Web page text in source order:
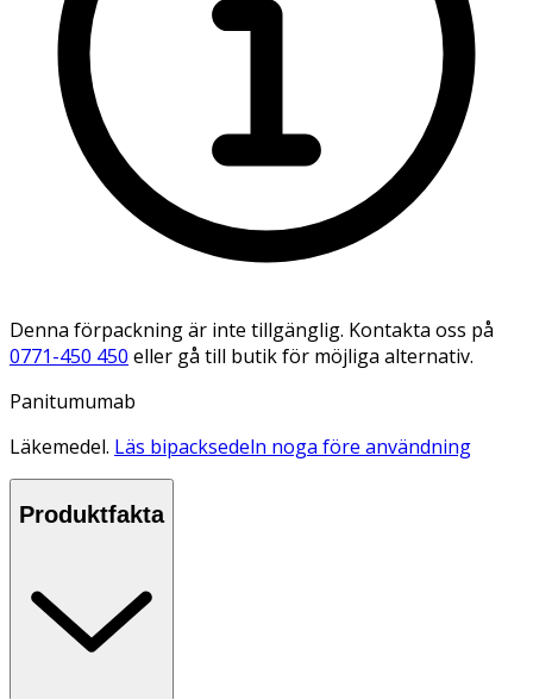
Denna förpackning är inte tillgänglig. Kontakta oss på
0771-450 450 eller gå till butik för möjliga alternativ.
Panitumumab
Läkemedel. Läs bipacksedeln noga före användning
Produktfakta